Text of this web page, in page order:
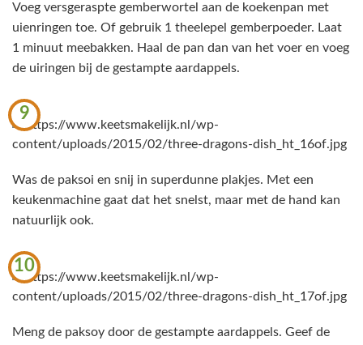
Voeg versgeraspte gemberwortel aan de koekenpan met
uienringen toe. Of gebruik 1 theelepel gemberpoeder. Laat
1 minuut meebakken. Haal de pan dan van het voer en voeg
de uiringen bij de gestampte aardappels.
9
Was de paksoi en snij in superdunne plakjes. Met een
keukenmachine gaat dat het snelst, maar met de hand kan
natuurlijk ook.
10
Meng de paksoy door de gestampte aardappels. Geef de